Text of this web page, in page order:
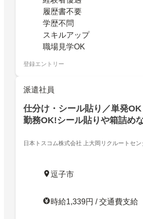
履歴書不要
学歴不問
スキルアップ
職場見学OK
登録エントリー
派遣社員
仕分け・シール貼り／単発
勤務OK!シール貼りや箱詰め
が好きな方注目
日本トスコム株式会社 上大岡リクルートセ
逗子市
時給1,339円 / 交通費支給